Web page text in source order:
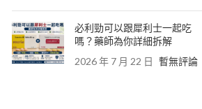
必利勁可以跟犀利士一起吃
嗎？藥師為你詳細拆解
2026 年 7 月 22 日 暫無評論